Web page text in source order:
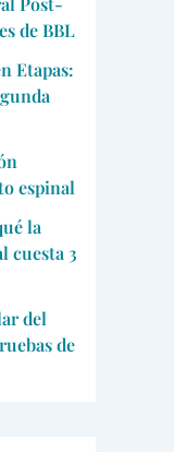
de BBL
Etapas:
espinal
la
cuesta 3
del
de